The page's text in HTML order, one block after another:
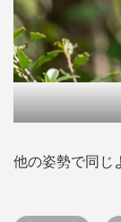
他の姿勢で同じ